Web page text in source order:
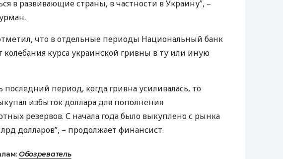
в развивающие страны, в частности в Украину”, –
что в отдельные периоды Национальный банк
колебания курса украинской гривны в ту или иную
последний период, когда гривна усиливалась, то
избыток доллара для пополнения
резервов. С начала года было выкуплено с рынка
долларов”, – продолжает финансист.
Обозреватель